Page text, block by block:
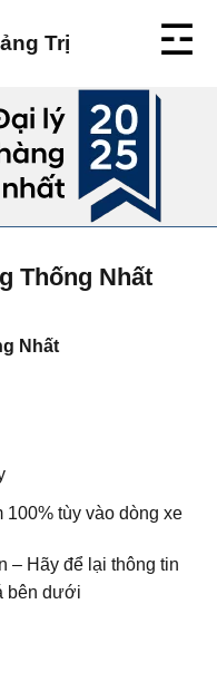
Trị
Thống Nhất
Nhất
100% tùy vào dòng xe
– Hãy để lại thông tin
bên dưới